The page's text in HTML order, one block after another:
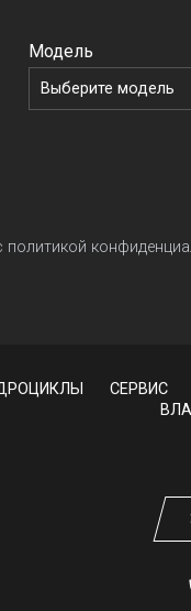
Модель
Выберите модель
СЕРВИС